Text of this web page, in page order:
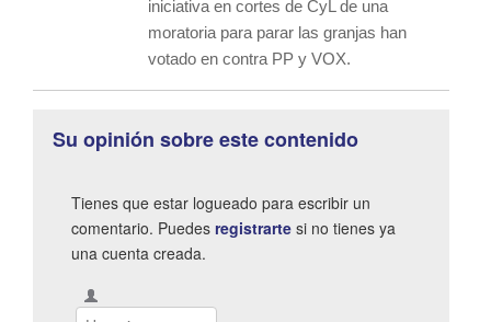
iniciativa en cortes de CyL de una
moratoria para parar las granjas han
votado en contra PP y VOX.
Su opinión sobre este contenido
Tienes que estar logueado para escribir un
comentario. Puedes registrarte si no tienes ya
una cuenta creada.